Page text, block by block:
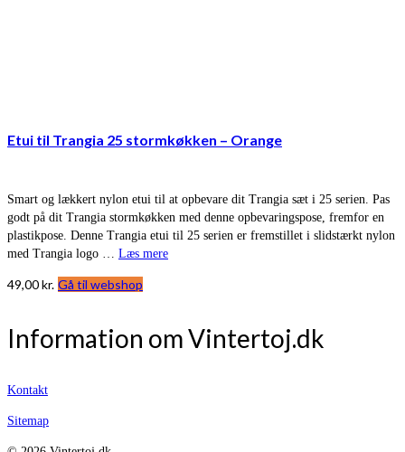
Etui til Trangia 25 stormkøkken – Orange
Smart og lækkert nylon etui til at opbevare dit Trangia sæt i 25 serien. Pas
godt på dit Trangia stormkøkken med denne opbevaringspose, fremfor en
plastikpose. Denne Trangia etui til 25 serien er fremstillet i slidstærkt nylon
med Trangia logo … Læs mere
49,00kr. Gå til webshop
Information om Vintertoj.dk
Kontakt
Sitemap